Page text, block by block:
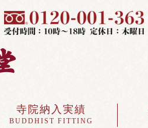
寺院納入実績
BUDDHIST FITTING